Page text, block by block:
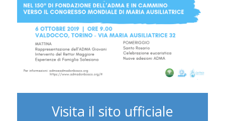
Visita il sito ufficiale